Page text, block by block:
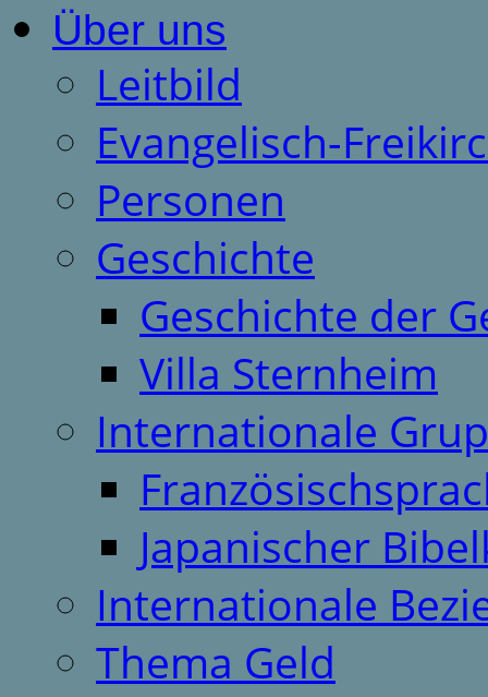
Über uns
Leitbild
Evangelisch-
Personen
Geschichte
Geschichte der
Villa Sternheim
Internationale
Japanischer
Internationale
Thema Geld